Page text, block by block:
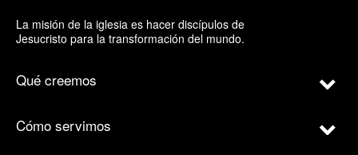
La misión de la iglesia es hacer discípulos de
Jesucristo para la transformación del mundo.
Qué creemos
Cómo servimos